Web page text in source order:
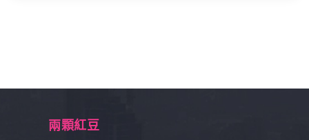
兩顆紅豆